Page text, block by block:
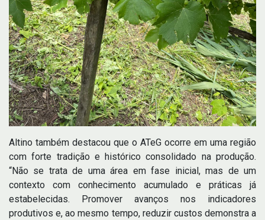
Altino também destacou que o ATeG ocorre em uma região
com forte tradição e histórico consolidado na produção.
“Não se trata de uma área em fase inicial, mas de um
contexto com conhecimento acumulado e práticas já
estabelecidas. Promover avanços nos indicadores
produtivos e, ao mesmo tempo, reduzir custos demonstra a